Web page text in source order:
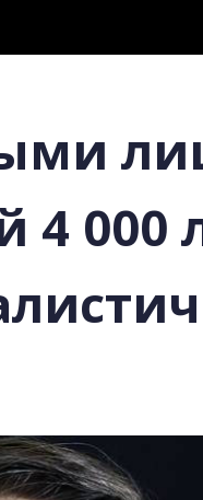
000